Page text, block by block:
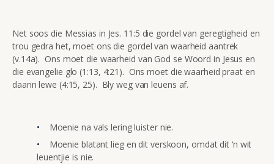
Net soos die Messias in Jes. 11:5 die gordel van geregtigheid en
trou gedra het, moet ons die gordel van waarheid aantrek
(v.14a). Ons moet die waarheid van God se Woord in Jesus en
die evangelie glo (1:13, 4:21). Ons moet die waarheid praat en
daarin lewe (4:15, 25). Bly weg van leuens af.
Moenie na vals lering luister nie.
Moenie blatant lieg en dit verskoon, omdat dit ‘n wit
leuentjie is nie.